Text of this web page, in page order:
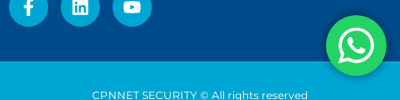
CPNNET SECURITY © All rights reserved